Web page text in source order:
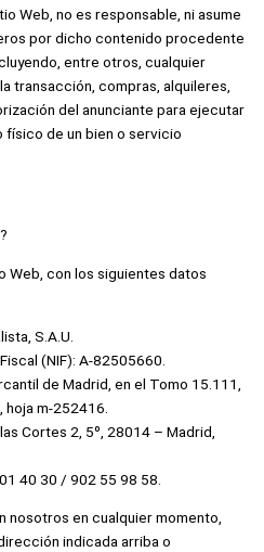
Web, no es responsable, ni asume
por dicho contenido procedente
entre otros, cualquier
transacción, compras, alquileres,
del anunciante para ejecutar
físico de un bien o servicio
Web, con los siguientes datos
S.A.U.
(NIF): A-82505660.
de Madrid, en el Tomo 15.111,
m-252416.
Cortes 2, 5º, 28014 – Madrid,
40 30 / 902 55 98 58.
en cualquier momento,
indicada arriba o